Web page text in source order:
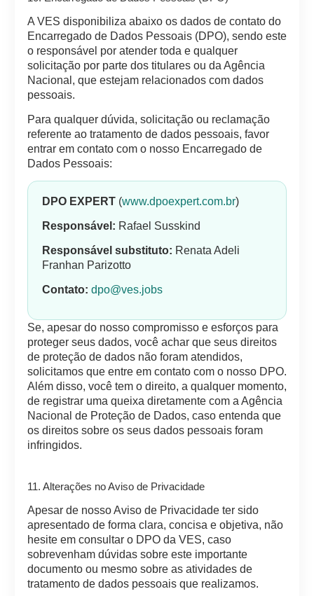
A VES disponibiliza abaixo os dados de contato do
Encarregado de Dados Pessoais (DPO), sendo este
o responsável por atender toda e qualquer
solicitação por parte dos titulares ou da Agência
Nacional, que estejam relacionados com dados
pessoais.
Para qualquer dúvida, solicitação ou reclamação
referente ao tratamento de dados pessoais, favor
entrar em contato com o nosso Encarregado de
Dados Pessoais:
DPO EXPERT(www.dpoexpert.com.br)
Responsável: Rafael Susskind
Responsável substituto: Renata Adeli
Franhan Parizotto
Contato: dpo@ves.jobs
Se, apesar do nosso compromisso e esforços para
proteger seus dados, você achar que seus direitos
de proteção de dados não foram atendidos,
solicitamos que entre em contato com o nosso DPO.
Além disso, você tem o direito, a qualquer momento,
de registrar uma queixa diretamente com a Agência
Nacional de Proteção de Dados, caso entenda que
os direitos sobre os seus dados pessoais foram
infringidos.
11. Alterações no Aviso de Privacidade
Apesar de nosso Aviso de Privacidade ter sido
apresentado de forma clara, concisa e objetiva, não
hesite em consultar o DPO da VES, caso
sobrevenham dúvidas sobre este importante
documento ou mesmo sobre as atividades de
tratamento de dados pessoais que realizamos.